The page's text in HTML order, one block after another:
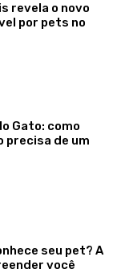
revela o novo
por pets no
Gato: como
precisa de um
seu pet? A
você